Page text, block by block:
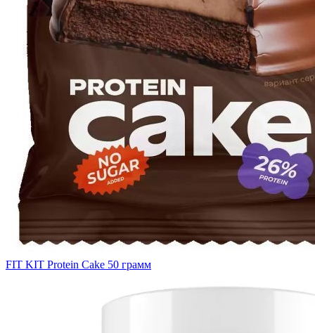
FIT KIT Protein Cake 50 грамм